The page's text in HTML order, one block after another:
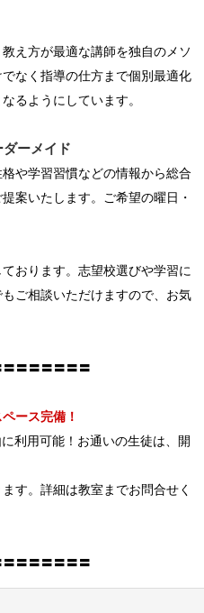
え⽅が最適な講師を独⾃のメソ
なく指導の仕⽅まで個別最適化
るようにしています。
ーメイド
や学習習慣などの情報から総合
案いたします。ご希望の曜日・
おります。志望校選びや学習に
ご相談いただけますので、お気
〓〓〓〓〓〓
ース完備！
利用可能！お通いの生徒は、開
す。詳細は教室までお問合せく
〓〓〓〓〓〓